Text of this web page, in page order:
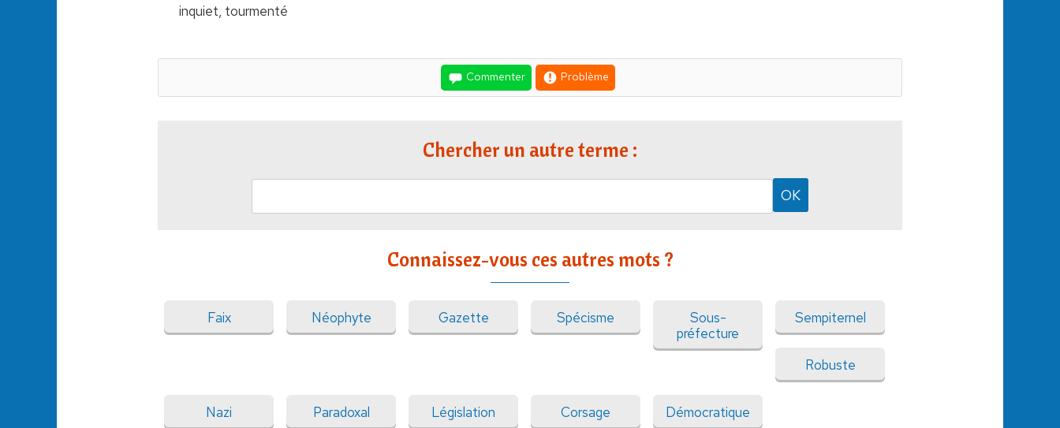
inquiet, tourmenté
Commenter Problème
Chercher un autre terme :
Connaissez-vous ces autres mots ?
Faix Néophyte Gazette Spécisme
Sous-
préfecture
Sempiternel
Robuste
Nazi Paradoxal Législation Corsage Démocratique